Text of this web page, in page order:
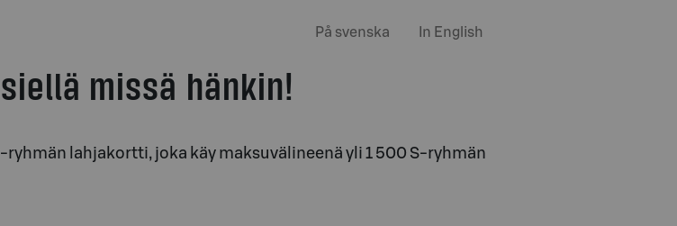
På svenska In English
missä hänkin!
lahjakortti, joka käy maksuvälineenä yli 1 500 S-ryhmän